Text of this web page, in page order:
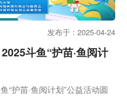
发布于 : 2025-04-24
斗鱼“护苗·鱼阅计
“护苗·鱼阅计划”公益活动圆